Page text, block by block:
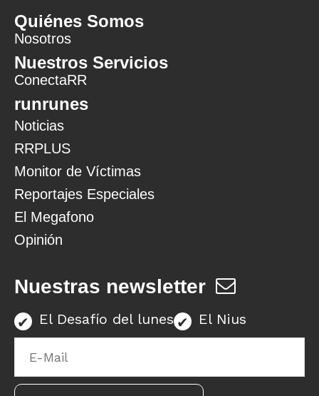
Quiénes Somos
Nosotros
Nuestros Servicios
ConectaRR
runrunes
Noticias
RRPLUS
Monitor de Víctimas
Reportajes Especiales
El Megafono
Opinión
Nuestras newsletter
El Desafío del lunes El Nius